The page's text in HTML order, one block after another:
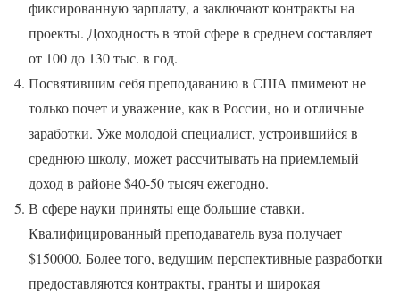
фиксированную зарплату, а заключают контракты на
проекты. Доходность в этой сфере в среднем составляет
от 100 до 130 тыс. в год.
Посвятившим себя преподаванию в США пмимеют не
только почет и уважение, как в России, но и отличные
заработки. Уже молодой специалист, устроившийся в
среднюю школу, может рассчитывать на приемлемый
доход в районе $40-50 тысяч ежегодно.
В сфере науки приняты еще большие ставки.
Квалифицированный преподаватель вуза получает
$150000. Более того, ведущим перспективные разработки
предоставляются контракты, гранты и широкая